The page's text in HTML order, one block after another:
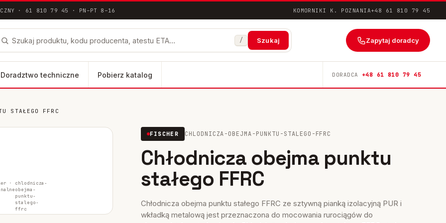
· 61 810 79 45 · PN–PT 8–16 KOMORNIKI K. POZNANIA+48 61 810 79 45
/ Szukaj Zapytaj doradcy
Doradztwo techniczne Pobierz katalog DORADCA +48 61 810 79 45
dokumentacja techniczna ETA / DoP
II-B
STAŁEGO FFRC
·
chlodnicza-
obejma-
punktu-
stalego-
ffrc
FISCHER CHLODNICZA-OBEJMA-PUNKTU-STALEGO-FFRC
Chłodnicza obejma punktu
stałego FFRC
Chłodnicza obejma punktu stałego FFRC ze sztywną pianką izolacyjną PUR i
wkładką metalową jest przeznaczona do mocowania rurociągów do